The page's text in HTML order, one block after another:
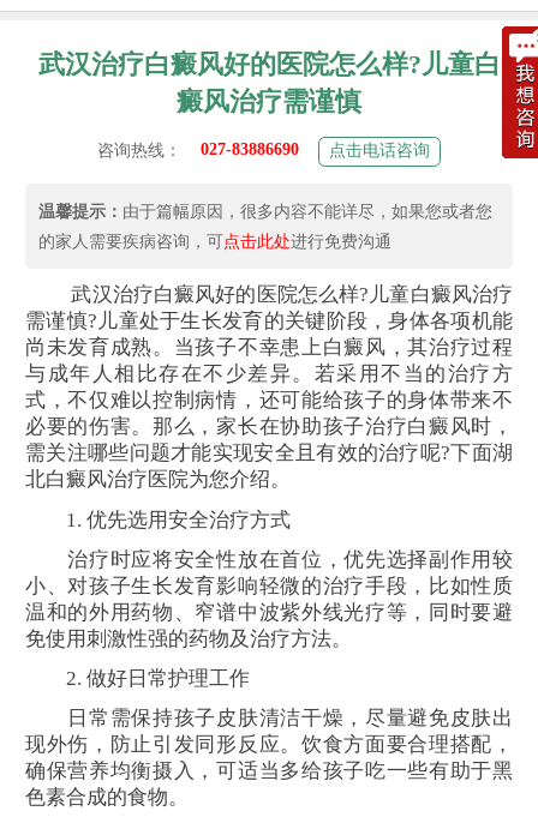
武汉治疗白癜风好的医院怎么样?儿童白
癜风治疗需谨慎
咨询热线： 027-83886690 点击电话咨询
温馨提示： 由于篇幅原因，很多内容不能详尽，如果您或者您
的家人需要疾病咨询，可点击此处进行免费沟通
武汉治疗白癜风好的医院怎么样?儿童白癜风治疗
需谨慎?儿童处于生长发育的关键阶段，身体各项机能
尚未发育成熟。当孩子不幸患上白癜风，其治疗过程
与成年人相比存在不少差异。若采用不当的治疗方
式，不仅难以控制病情，还可能给孩子的身体带来不
必要的伤害。那么，家长在协助孩子治疗白癜风时，
需关注哪些问题才能实现安全且有效的治疗呢?下面湖
北白癜风治疗医院为您介绍。
1. 优先选用安全治疗方式
治疗时应将安全性放在首位，优先选择副作用较
小、对孩子生长发育影响轻微的治疗手段，比如性质
温和的外用药物、窄谱中波紫外线光疗等，同时要避
免使用刺激性强的药物及治疗方法。
2. 做好日常护理工作
日常需保持孩子皮肤清洁干燥，尽量避免皮肤出
现外伤，防止引发同形反应。饮食方面要合理搭配，
确保营养均衡摄入，可适当多给孩子吃一些有助于黑
色素合成的食物。